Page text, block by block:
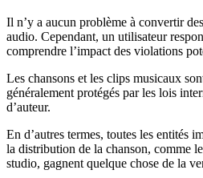
Il n’y a aucun problème à convertir
audio. Cependant, un utilisateur
comprendre l’impact des violations
Les chansons et les clips musicaux
généralement protégés par les lois
d’auteur.
En d’autres termes, toutes les entités
la distribution de la chanson, comme
studio, gagnent quelque chose de la